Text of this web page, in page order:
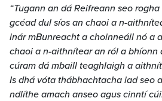
“Tugann an dá Reifreann seo
gcéad dul síos an chaoi a n-
inár mBunreacht a choinneáil nó a
chaoi a n-aithnítear an ról a bhíonn
cúram dá mbaill teaghlaigh a
Is dhá vóta thábhachtacha iad seo
ndlíthe amach anseo agus cinntí